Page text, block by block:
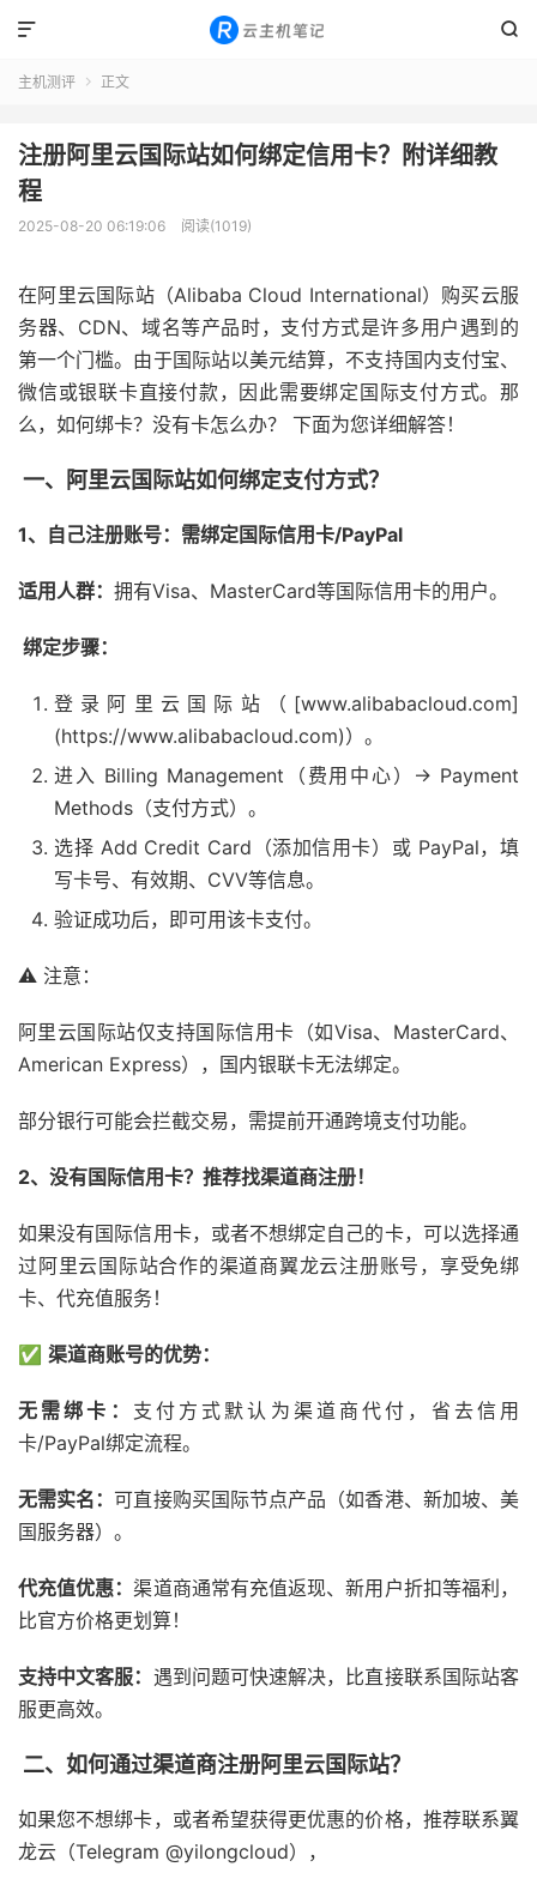


主机测评  正文
注册阿里云国际站如何绑定信用卡？附详细教
程
2025-08-20 06:19:06 阅读(1019)
在阿里云国际站（Alibaba Cloud International）购买云服
务器、CDN、域名等产品时，支付方式是许多用户遇到的
第一个门槛。由于国际站以美元结算，不支持国内支付宝、
微信或银联卡直接付款，因此需要绑定国际支付方式。那
么，如何绑卡？没有卡怎么办？ 下面为您详细解答！
一、阿里云国际站如何绑定支付方式？
1、自己注册账号：需绑定国际信用卡/PayPal
适用人群： 拥有Visa、MasterCard等国际信用卡的用户。
绑定步骤：
登录阿里云国际站（[www.alibabacloud.com]
(https://www.alibabacloud.com)）。
进入 Billing Management（费用中心）→ Payment
Methods（支付方式）。
选择 Add Credit Card（添加信用卡）或 PayPal，填
写卡号、有效期、CVV等信息。
验证成功后，即可用该卡支付。
⚠ 注意：
阿里云国际站仅支持国际信用卡（如Visa、MasterCard、
American Express），国内银联卡无法绑定。
部分银行可能会拦截交易，需提前开通跨境支付功能。
2、没有国际信用卡？推荐找渠道商注册！
如果没有国际信用卡，或者不想绑定自己的卡，可以选择通
过阿里云国际站合作的渠道商翼龙云注册账号，享受免绑
卡、代充值服务！
✅ 渠道商账号的优势：
无需绑卡： 支付方式默认为渠道商代付，省去信用
卡/PayPal绑定流程。
无需实名： 可直接购买国际节点产品（如香港、新加坡、美
国服务器）。
代充值优惠： 渠道商通常有充值返现、新用户折扣等福利，
比官方价格更划算！
支持中文客服： 遇到问题可快速解决，比直接联系国际站客
服更高效。
二、如何通过渠道商注册阿里云国际站？
如果您不想绑卡，或者希望获得更优惠的价格，推荐联系翼
龙云（Telegram @yilongcloud），